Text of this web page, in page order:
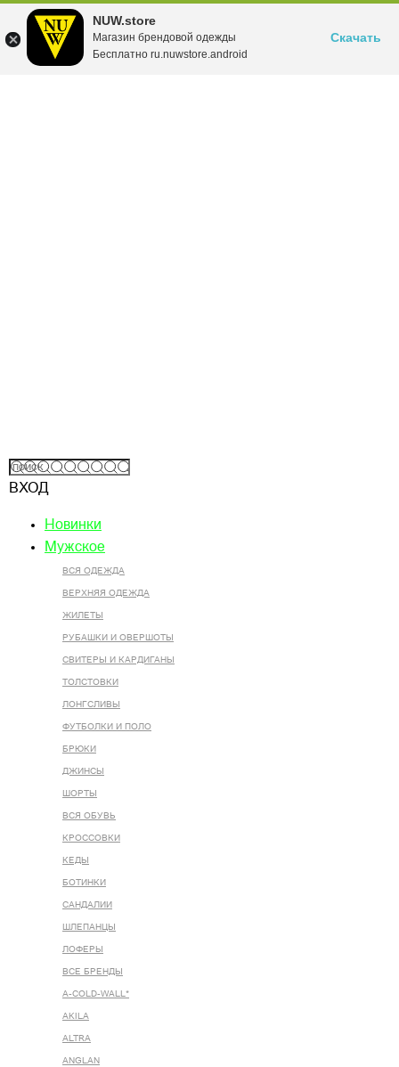
NUW.store
Магазин брендовой одежды
Бесплатно ru.nuwstore.android
Скачать
ВХОД
Новинки
Мужское
ВСЯ ОДЕЖДА
ВЕРХНЯЯ ОДЕЖДА
ЖИЛЕТЫ
РУБАШКИ И ОВЕРШОТЫ
СВИТЕРЫ И КАРДИГАНЫ
ТОЛСТОВКИ
ЛОНГСЛИВЫ
ФУТБОЛКИ И ПОЛО
БРЮКИ
ДЖИНСЫ
ШОРТЫ
ВСЯ ОБУВЬ
КРОССОВКИ
КЕДЫ
БОТИНКИ
САНДАЛИИ
ШЛЕПАНЦЫ
ЛОФЕРЫ
ВСЕ БРЕНДЫ
A-COLD-WALL*
AKILA
ALTRA
ANGLAN